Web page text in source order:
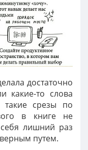
достаточно
какие-то слова
срезы по
в книге не
лишний раз
путем.